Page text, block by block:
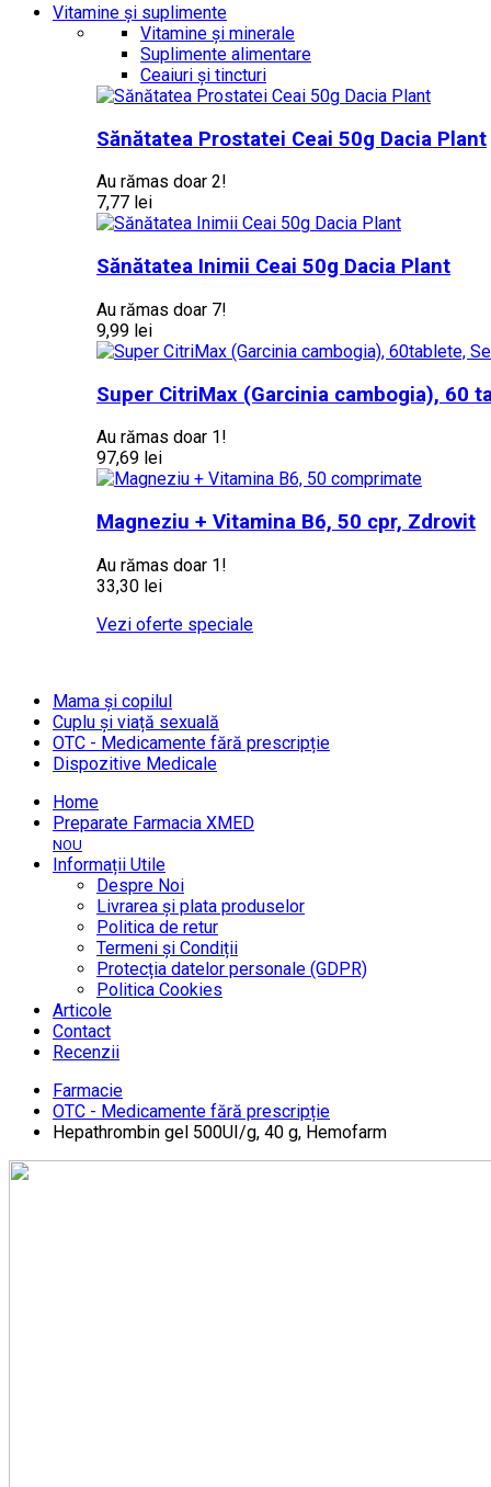
Vitamine și suplimente
Vitamine și minerale
Suplimente alimentare
Ceaiuri și tincturi
Sănătatea Prostatei Ceai 50g Dacia Plant
Au rămas doar 2!
7,77 lei
Sănătatea Inimii Ceai 50g Dacia Plant
Au rămas doar 7!
9,99 lei
Super CitriMax (Garcinia cambogia), 60
Au rămas doar 1!
97,69 lei
Magneziu + Vitamina B6, 50 cpr, Zdrovit
Au rămas doar 1!
33,30 lei
Vezi oferte speciale
Mama și copilul
Cuplu și viață sexuală
OTC - Medicamente fără prescripție
Dispozitive Medicale
Home
Preparate Farmacia XMED
NOU
Informații Utile
Despre Noi
Livrarea și plata produselor
Politica de retur
Termeni și Condiții
Protecția datelor personale (GDPR)
Politica Cookies
Articole
Contact
Recenzii
Farmacie
OTC - Medicamente fără prescripție
Hepathrombin gel 500UI/g, 40 g, Hemofarm